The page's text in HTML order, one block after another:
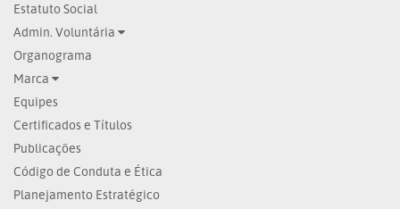
Estatuto Social
Admin. Voluntária
Organograma
Marca
Equipes
Certificados e Títulos
Publicações
Código de Conduta e Ética
Planejamento Estratégico